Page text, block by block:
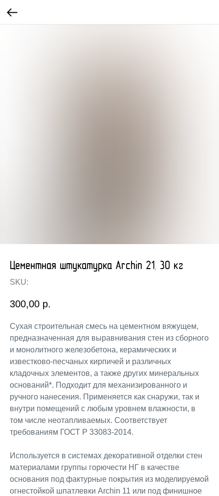
Цементная штукатурка Archin 21, 30 кг
SKU:
300,00 р.
Сухая строительная смесь на цементном вяжущем,
предназначенная для выравнивания стен из сборного
и монолитного железобетона, керамических и
известково-песчаных кирпичей и различных
кладочных элементов, а также других минеральных
оснований*. Подходит для механизированного и
ручного нанесения. Применяется как снаружи, так и
внутри помещений с любым уровнем влажности, в
том числе неотапливаемых. Соответствует
требованиям ГОСТ Р 33083-2014.
Используется в системах декоративной отделки стен
материалами группы горючести НГ в качестве
основания под фактурные покрытия из моделируемой
огнестойкой шпатлевки Archin 11 или под финишное